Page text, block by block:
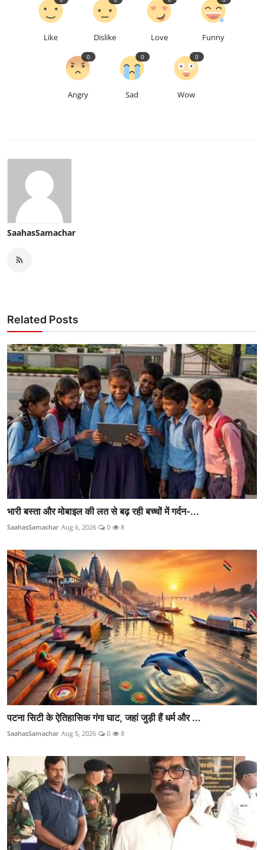
Like Dislike Love Funny
Angry
0
Sad
0
Wow
0
SaahasSamachar
Related Posts
भारी बस्ता और मोबाइल की लत से बढ़ रही बच्चों में गर्दन-...
SaahasSamachar Aug 6, 2026 0 8
पटना सिटी के ऐतिहासिक गंगा घाट, जहां जुड़ी हैं धर्म और ...
SaahasSamachar Aug 5, 2026 0 8